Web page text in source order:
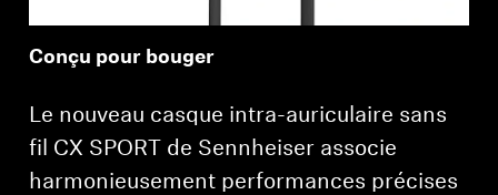
Conçu pour bouger
Le nouveau casque intra-auriculaire sans
fil CX SPORT de Sennheiser associe
harmonieusement performances précises